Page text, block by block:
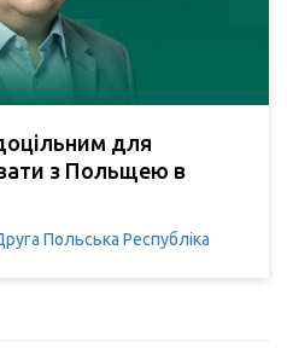
для
з Польщею в
Польська Республіка